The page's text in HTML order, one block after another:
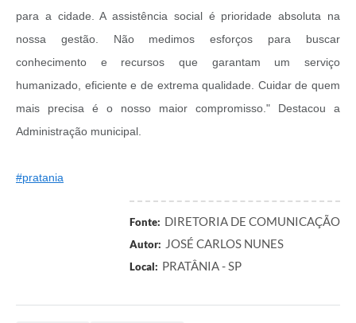
para a cidade. A assistência social é prioridade absoluta na
nossa gestão. Não medimos esforços para buscar
conhecimento e recursos que garantam um serviço
humanizado, eficiente e de extrema qualidade. Cuidar de quem
mais precisa é o nosso maior compromisso." Destacou a
Administração municipal.
#pratania
Fonte: DIRETORIA DE COMUNICAÇÃO
Autor: JOSÉ CARLOS NUNES
Local: PRATÂNIA - SP